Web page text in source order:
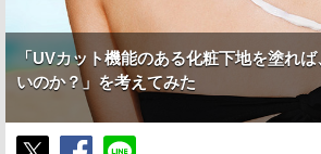
「UVカット機能のある化粧下地を塗れ
いのか？」を考えてみた